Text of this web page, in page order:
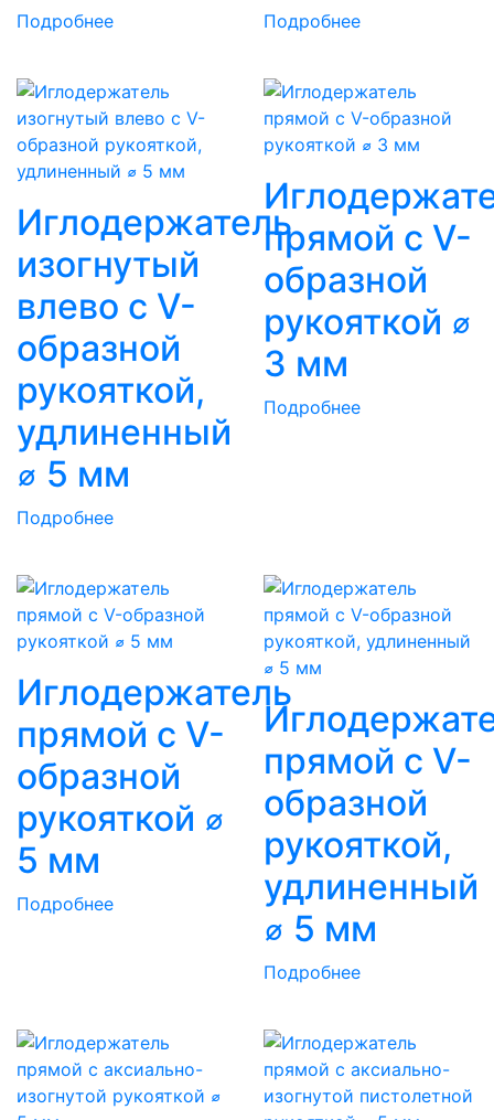
Подробнее Подробнее
Иглодержатель
изогнутый
влево с V-
образной
рукояткой,
удлиненный
⌀ 5 мм
Подробнее
прямой с V-
образной
рукояткой ⌀
3 мм
Подробнее
Иглодержатель
прямой с V-
образной
рукояткой ⌀
5 мм
Подробнее
прямой с V-
образной
рукояткой,
удлиненный
⌀ 5 мм
Подробнее